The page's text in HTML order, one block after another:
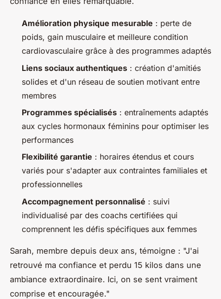
Amélioration physique mesurable : perte de
poids, gain musculaire et meilleure condition
cardiovasculaire grâce à des programmes adaptés
Liens sociaux authentiques : création d'amitiés
solides et d'un réseau de soutien motivant entre
membres
Programmes spécialisés : entraînements adaptés
aux cycles hormonaux féminins pour optimiser les
performances
Flexibilité garantie : horaires étendus et cours
variés pour s'adapter aux contraintes familiales et
professionnelles
Accompagnement personnalisé : suivi
individualisé par des coachs certifiées qui
comprennent les défis spécifiques aux femmes
Sarah, membre depuis deux ans, témoigne : "J'ai
retrouvé ma confiance et perdu 15 kilos dans une
ambiance extraordinaire. Ici, on se sent vraiment
comprise et encouragée."